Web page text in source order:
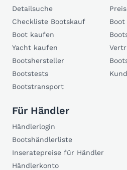
Detailsuche
Checkliste Bootskauf
Boot kaufen
Yacht kaufen
Bootshersteller
Bootstests
Bootstransport
Für Händler
Händlerlogin
Bootshändlerliste
Inseratepreise für Händler
Händlerkonto